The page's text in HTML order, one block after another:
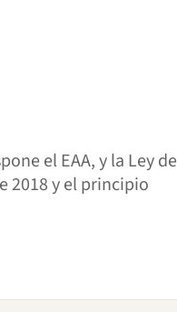
el EAA, y la Ley de
2018 y el principio